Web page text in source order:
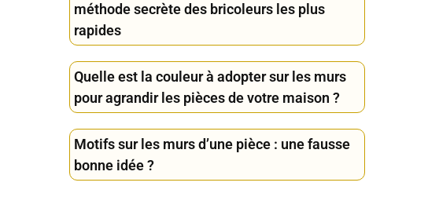
méthode secrète des bricoleurs les plus
rapides
Quelle est la couleur à adopter sur les murs
pour agrandir les pièces de votre maison ?
Motifs sur les murs d’une pièce : une fausse
bonne idée ?